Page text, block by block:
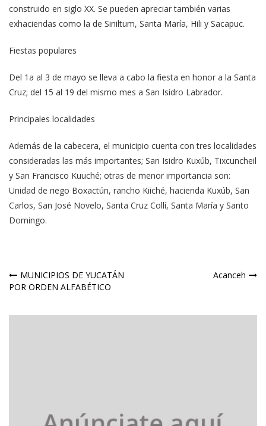
construido en siglo XX. Se pueden apreciar también varias
exhaciendas como la de Siniltum, Santa María, Hili y Sacapuc.
Fiestas populares
Del 1a al 3 de mayo se lleva a cabo la fiesta en honor a la Santa
Cruz; del 15 al 19 del mismo mes a San Isidro Labrador.
Principales localidades
Además de la cabecera, el municipio cuenta con tres localidades
consideradas las más importantes; San Isidro Kuxúb, Tixcuncheil
y San Francisco Kuuché; otras de menor importancia son:
Unidad de riego Boxactún, rancho Kiiché, hacienda Kuxúb, San
Carlos, San José Novelo, Santa Cruz Collí, Santa María y Santo
Domingo.
Navegación
entradas
MUNICIPIOS DE YUCATÁN
POR ORDEN ALFABÉTICO
Acanceh